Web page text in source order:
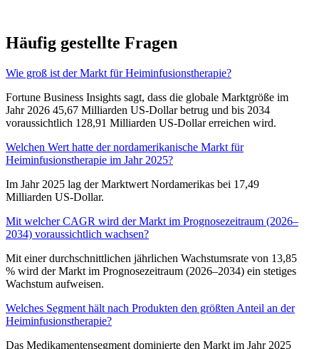
Häufig gestellte Fragen
Wie groß ist der Markt für Heiminfusionstherapie?
Fortune Business Insights sagt, dass die globale Marktgröße im
Jahr 2026 45,67 Milliarden US-Dollar betrug und bis 2034
voraussichtlich 128,91 Milliarden US-Dollar erreichen wird.
Welchen Wert hatte der nordamerikanische Markt für
Heiminfusionstherapie im Jahr 2025?
Im Jahr 2025 lag der Marktwert Nordamerikas bei 17,49
Milliarden US-Dollar.
Mit welcher CAGR wird der Markt im Prognosezeitraum (2026–
2034) voraussichtlich wachsen?
Mit einer durchschnittlichen jährlichen Wachstumsrate von 13,85
% wird der Markt im Prognosezeitraum (2026–2034) ein stetiges
Wachstum aufweisen.
Welches Segment hält nach Produkten den größten Anteil an der
Heiminfusionstherapie?
Das Medikamentensegment dominierte den Markt im Jahr 2025